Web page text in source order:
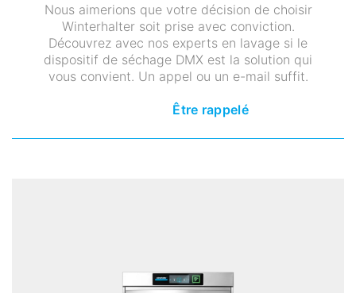
Nous aimerions que votre décision de choisir
Winterhalter soit prise avec conviction.
Découvrez avec nos experts en lavage si le
dispositif de séchage DMX est la solution qui
vous convient. Un appel ou un e-mail suffit.
Être rappelé